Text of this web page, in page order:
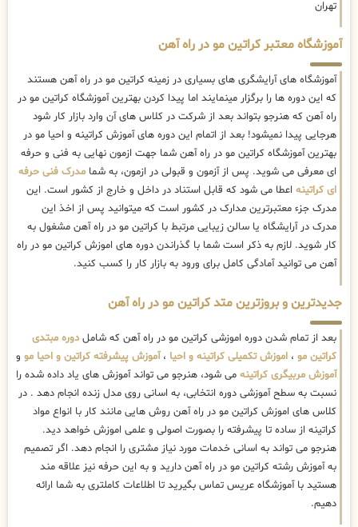
تهران
آموزشگاه معتبر کراتین مو در راه آهن
آموزشگاه های آرایشگری های بسیاری در زمینه کراتین مو در راه آهن هستند
که این دوره ها را برگزار مینمایند اما پیدا کردن بهترین آموزشگاه کراتین مو در
راه آهن که هنرجو بتواند بعد از شرکت در کلاس های آن وارد بازار کار شود
هرجایی پیدا نمیشود! بعد از اتمام این دوره های آموزش کراتینه و احیا مو در
بهترین آموزشگاه کراتین مو در راه آهن شما جهت ازمون نهایی به فنی و حرفه
ای معرفی می شوید. پس از آزمون و قبولی در ازمون، به شما مدرک فنی حرفه
ای کراتینه اعطا می شود که قابل استناد در داخل و خارج از کشور است. این
مدرک جزء معتبرترین مدارک در کشور است که میتوانید پس از اخذ این
مدرک در آرایشگاه یا سالن زیبایی مرتبط با کراتین مو در راه آهن مشغول به
کار شوید. لازم به ذکر است شما با گذراندن دوره های اموزش کراتین مو در راه
آهن می توانید آمادگی کامل برای ورود به بازار کار را کسب کنید.
جدیدترین و بروزترین متد کراتین مو در راه آهن
بعد از تمام شدن دوره اموزشی کراتین مو در راه آهن که شاملدوره مبتدی
کراتین مو ، اموزش تکمیلی کراتینه و احیا ،آموزش پیشرفته کراتین و احیا مو و
آموزش مربیگری کراتینه می شود، هنرجو می تواند آموزش های یاد داده شده را
نسبت به سطح آموزشی دوره انتخابی، به اسانی روی مدل زنده انجام دهد . در
کلاس های اموزش کراتین مو در راه آهن روش هایی مانند کار با انواع مواد
کراتینه از ساده تا پیشرفته را بصورت اصولی و علمی اموزش خواهد دید.
هنرجو می تواند به اسانی خدمات مورد نیاز مشتری را انجام دهد. اگر تصمیم
به آموزش رشته کراتین مو در راه آهن دارید و به این حرفه نیز علاقه مند
هستید با آموزشگاه عریس تماس بگیرید تا اطلاعات کاملتری به شما ارائه
دهیم.